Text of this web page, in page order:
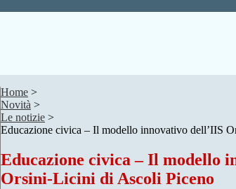
Home >
Novità >
Le notizie >
Educazione civica – Il modello innovativo dell’IIS
Educazione civica – Il modello
Orsini-Licini di Ascoli Piceno